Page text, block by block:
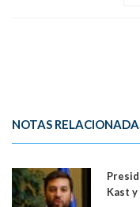
NOTAS
Kast